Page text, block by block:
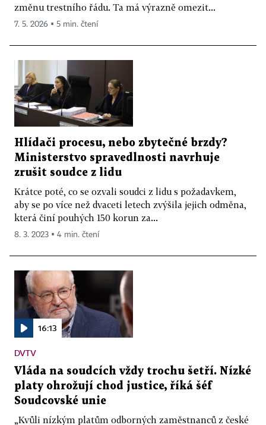
změnu trestního řádu. Ta má výrazně omezit...
7. 5. 2026 ▪ 5 min. čtení
Hlídači procesu, nebo zbytečné brzdy?
Ministerstvo spravedlnosti navrhuje
zrušit soudce z lidu
Krátce poté, co se ozvali soudci z lidu s požadavkem,
aby se po více než dvaceti letech zvýšila jejich odměna,
která činí pouhých 150 korun za...
8. 3. 2023 ▪ 4 min. čtení
16:13
DVTV
Vláda na soudcích vždy trochu šetří. Nízké
platy ohrožují chod justice, říká šéf
Soudcovské unie
„Kvůli nízkým platům odborných zaměstnanců z české